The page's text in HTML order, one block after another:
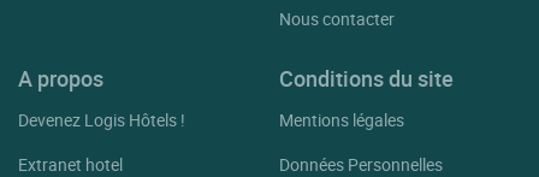
Nous contacter
A propos
Devenez Logis Hôtels !
Extranet hotel
Conditions du site
Mentions légales
Données Personnelles